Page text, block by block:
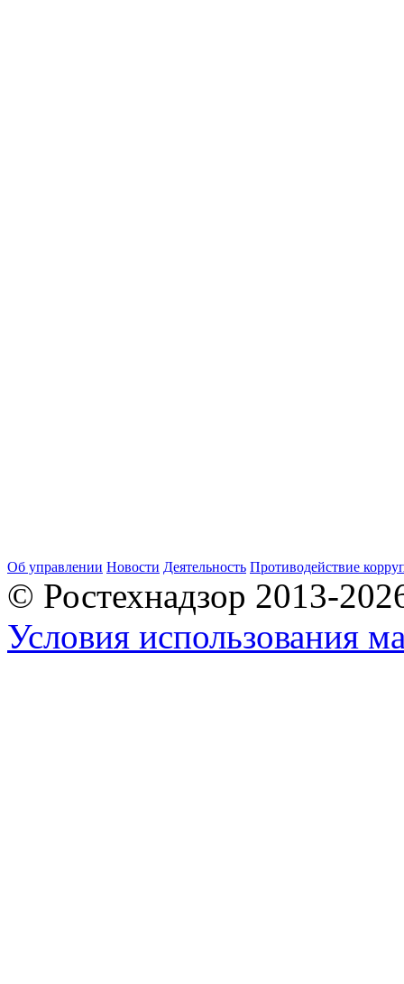
Об управлении Новости Деятельность Противодействие
© Ростехнадзор 2013-
Условия использования